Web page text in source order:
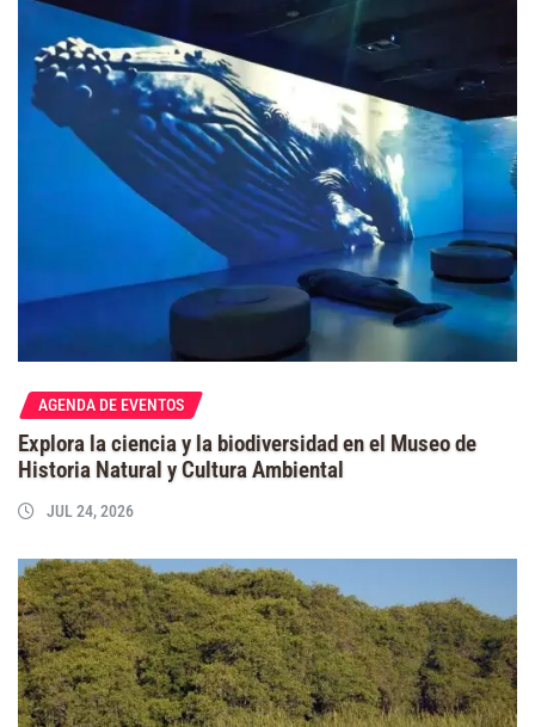
AGENDA DE EVENTOS
Explora la ciencia y la biodiversidad en el Museo de
Historia Natural y Cultura Ambiental
JUL 24, 2026